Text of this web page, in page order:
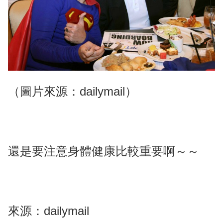
（圖片來源：dailymail）
還是要注意身體健康比較重要啊～～
來源：dailymail